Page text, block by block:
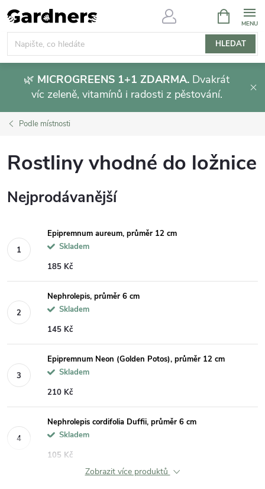
Přejít
na
obsah
HLEDAT
NÁKUPNÍ
KOŠÍK
🌿 MICROGREENS 1+1 ZDARMA. Dvakrát
víc zeleně, vitamínů i radosti z pěstování.
Podle místnosti
Rostliny vhodné do ložnice
Nejprodávanější
Epipremnum aureum, průměr 12 cm
Skladem
185 Kč
Nephrolepis, průměr 6 cm
Skladem
145 Kč
Epipremnum Neon (Golden Potos), průměr 12 cm
Skladem
210 Kč
Nephrolepis cordifolia Duffii, průměr 6 cm
Skladem
105 Kč
Zobrazit více produktů